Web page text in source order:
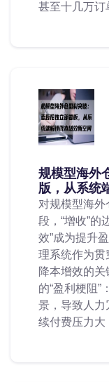
甚至十几万订
规模型海外
版，从系统
对规模型海
段，“增收”的
效”成为提升
理系统作为贯
降本增效的
的“盈利梗阻”
景，导致人力
续付费压力大